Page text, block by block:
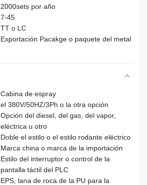
2000sets por año
7-45
TT o LC
Exportación Pacakge o paquete del metal
Cabina de espray
el 380V/50HZ/3Ph o la otra opción
Opción del diesel, del gas, del vapor,
eléctrica u otro
Doble el estilo o el estilo rodante eléctrico
Marca china o marca de la importación
Estilo del interruptor o control de la
pantalla táctil del PLC
EPS, lana de roca de la PU para la